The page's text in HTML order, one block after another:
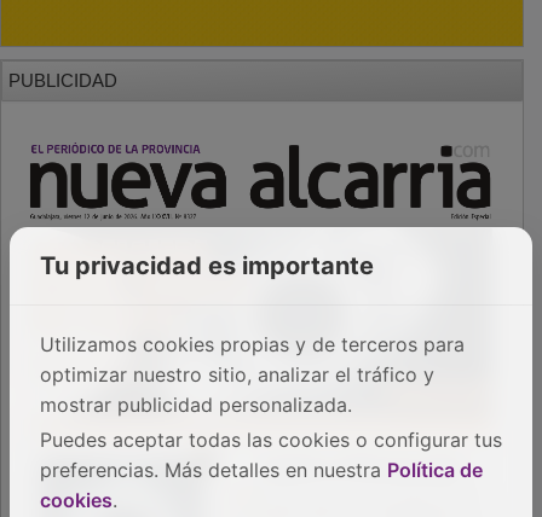
PUBLICIDAD
Tu privacidad es importante
Utilizamos cookies propias y de terceros para
optimizar nuestro sitio, analizar el tráfico y
mostrar publicidad personalizada.
Puedes aceptar todas las cookies o configurar tus
preferencias. Más detalles en nuestra Política de
cookies.